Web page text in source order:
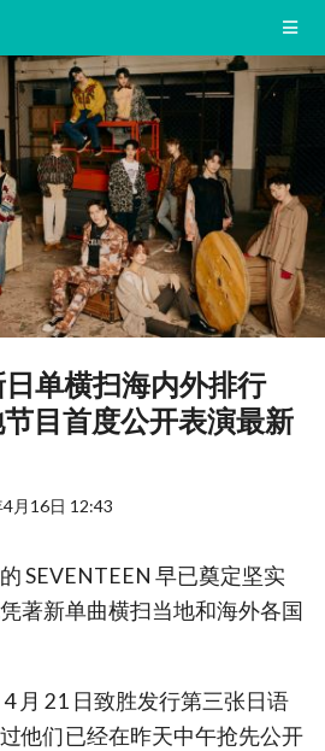
单横扫海内外排行
目首度公开表演最新
月16日 12:43
SEVENTEEN 早已奠定坚实
著新单曲横扫当地和海外各国
月 21 日致胜发行第三张日语
他们已经在昨天中午抢先公开